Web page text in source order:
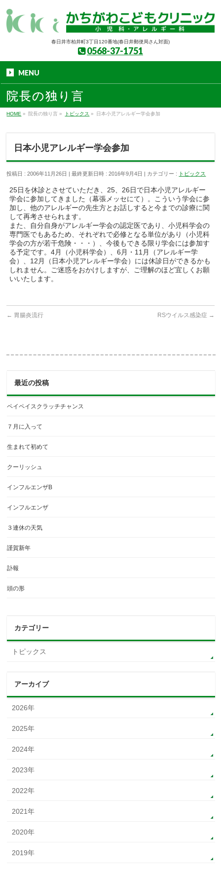
春日井市柏井町3丁目120番地(春日井郵便局さん対面)
0568-37-1751
MENU
院長の独り言
HOME » 院長の独り言 » トピックス » 日本小児アレルギー学会参加
日本小児アレルギー学会参加
投稿日 : 2006年11月26日 最終更新日時 : 2016年9月4日 カテゴリー : トピックス
25日を休診とさせていただき、25、26日で日本小児アレルギー
学会に参加してきました（幕張メッセにて）。こういう学会に参
加し、他のアレルギーの先生方とお話しすると今までの診療に関
して再考させられます。
また、自分自身がアレルギー学会の認定医であり、小児科学会の
専門医でもあるため、それぞれで必修となる単位があり（小児科
学会の方が若干危険・・・）、今後もできる限り学会には参加す
る予定です。4月（小児科学会）、6月・11月（アレルギー学
会）、12月（日本小児アレルギー学会）には休診日ができるかも
しれません。ご迷惑をおかけしますが、ご理解のほど宜しくお願
いいたします。
← 胃腸炎流行 RSウイルス感染症 →
最近の投稿
ペイペイスクラッチチャンス
７月に入って
生まれて初めて
クーリッシュ
インフルエンザB
インフルエンザ
３連休の天気
謹賀新年
訃報
頭の形
カテゴリー
トピックス
アーカイブ
2026年
2025年
2024年
2023年
2022年
2021年
2020年
2019年